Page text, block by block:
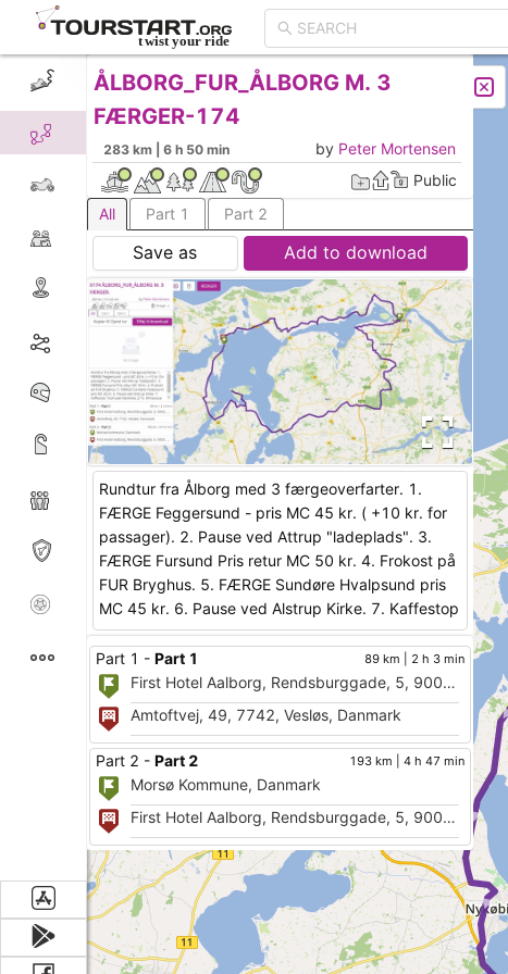
CREATE TOUR LIST
ÅLBORG_FUR_ÅLBORG M. 3
FÆRGER-174
283 km | 6 h 50 min by Peter Mortensen
Public
All
Part 1 Part 2
Save as Add to download
Rundtur fra Ålborg med 3 færgeoverfarter. 1.
FÆRGE Feggersund - pris MC 45 kr. ( +10 kr. for
passager). 2. Pause ved Attrup "ladeplads". 3.
FÆRGE Fursund Pris retur MC 50 kr. 4. Frokost på
FUR Bryghus. 5. FÆRGE Sundøre Hvalpsund pris
MC 45 kr. 6. Pause ved Alstrup Kirke. 7. Kaffestop
Tophuset Rebildvej 27 8. Minipause ved Klitgårds
Fiskerleje. Retur Ålborg.
Part 1 - Part 1 89 km | 2 h 3 min
Part 2 - Part 2 193 km | 4 h 47 min